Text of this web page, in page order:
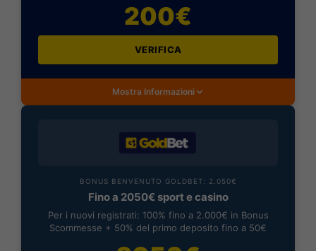
200€
VERIFICA
Mostra Informazioni
BONUS BENVENUTO GOLDBET: 2.050€
Fino a 2050€ sport e casino
Per i nuovi registrati: 100% fino a 2.000€ in Bonus
Scommesse + 50% del primo deposito fino a 50€